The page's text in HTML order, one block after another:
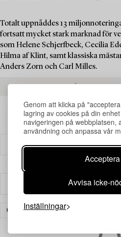
Genom att klicka på
lagring av cookies på din
navigeringen på webbplatsen,
användning och anpassa vår
Avvisa icke-
Inställningar
Totalt uppnåddes 13
fortsatt mycket stark marknad för
som Helene Schjerfbeck, Cecilia
Hilma af Klint, samt klassiska
Anders Zorn och Carl Milles.
Filter
KONST RENSA ALLA